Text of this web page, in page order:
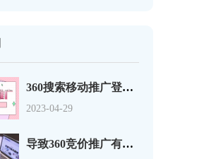
360搜索移动推广登录页优化的12个事项
2023-04-29
导致360竞价推广有点击没转换的原因分析